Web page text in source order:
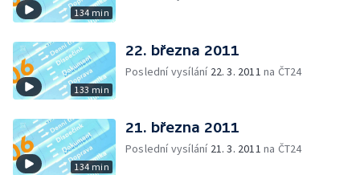
134 min
133 min
22. března 2011
Poslední vysílání 22. 3. 2011 na ČT24
134 min
21. března 2011
Poslední vysílání 21. 3. 2011 na ČT24